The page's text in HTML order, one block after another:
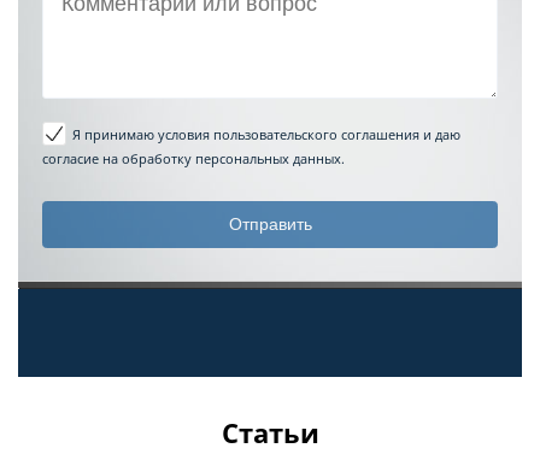
Я принимаю условия пользовательского соглашения и даю
согласие на обработку персональных данных.
Статьи